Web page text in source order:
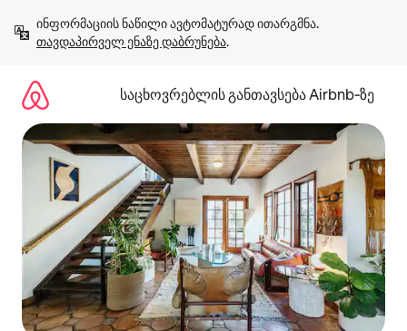
გადასვლა
თავდაპირველ ენაზე დაბრუნება.
საცხოვრებლის განთავსება Airbnb‑ზე